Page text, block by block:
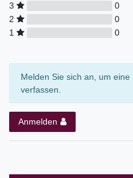
3
0
2
0
1
0
Melden Sie sich an, um
verfassen.
Anmelden